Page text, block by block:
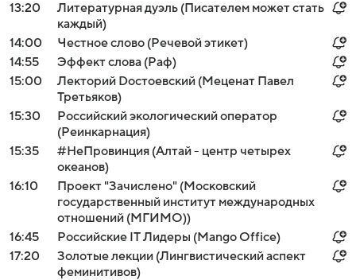
13:20
Литературная дуэль (Писателем может стать
каждый)
14:00
Честное слово (Речевой этикет)
14:55
Эффект слова (Раф)
15:00
Лекторий Dостоевский (Меценат Павел
Третьяков)
15:30
Российский экологический оператор
(Реинкарнация)
15:35
#НеПровинция (Алтай - центр четырех
океанов)
16:10
Проект "Зачислено" (Московский
государственный институт международных
отношений (МГИМО))
16:45
Российские IT Лидеры (Mango Office)
17:20
Золотые лекции (Лингвистический аспект
феминитивов)